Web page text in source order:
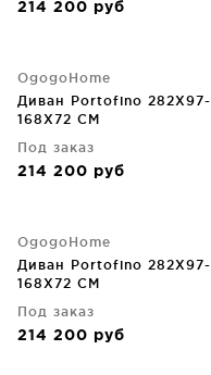
214 200 руб
OgogoHome
Диван Portofino 282X97-
168X72 CM
Под заказ
214 200 руб
OgogoHome
Диван Portofino 282X97-
168X72 CM
Под заказ
214 200 руб